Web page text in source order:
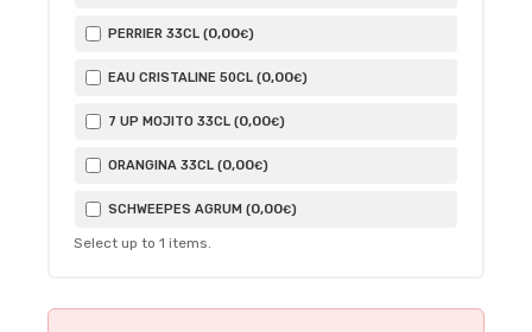
PERRIER 33CL (0,00€)
EAU CRISTALINE 50CL (0,00€)
7 UP MOJITO 33CL (0,00€)
ORANGINA 33CL (0,00€)
SCHWEEPES AGRUM (0,00€)
Select up to 1 items.